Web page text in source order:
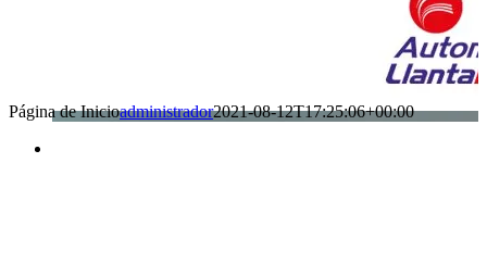
Página de Inicioadministrador2021-08-12T17:25:06+00:00